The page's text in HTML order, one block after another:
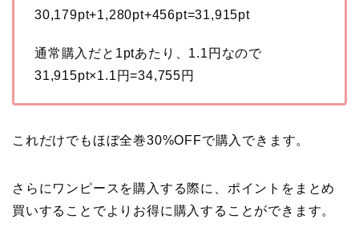
30,179pt+1,280pt+456pt=31,915pt
通常購入だと1ptあたり、1.1円なので
31,915pt×1.1円=34,755円
これだけでもほぼ全巻30%OFFで購入できます。
さらにワンピースを購入する際に、ポイントをまとめ
買いすることでよりお得に購入することができます。